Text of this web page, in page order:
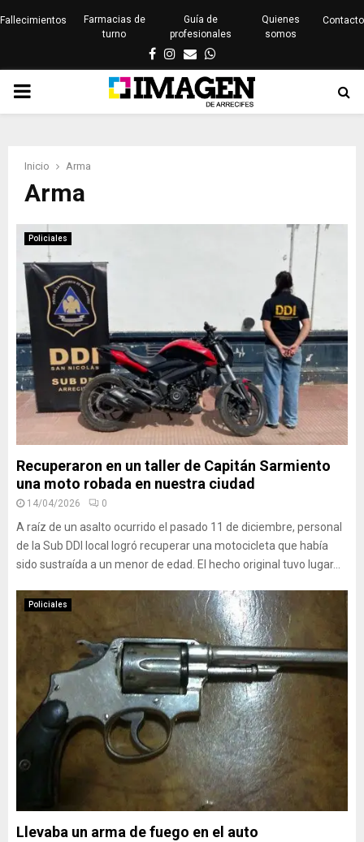
Fallecimientos
Farmacias de
turno
Guía de
profesionales
Quienes
somos
Contacto
Facebook
Instagram
EmailWhatsapp
PRIMARY
Inicio Arma
Arma
Policiales
Recuperaron en un taller de Capitán Sarmiento
una moto robada en nuestra ciudad
14/04/2026 0
A raíz de un asalto ocurrido el pasado 11 de diciembre, personal
de la Sub DDI local logró recuperar una motocicleta que había
sido sustraída a un menor de edad. El hecho original tuvo lugar...
Policiales
Llevaba un arma de fuego en el auto